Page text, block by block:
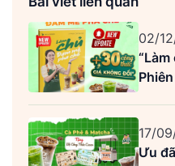
02/
17/
Ưu